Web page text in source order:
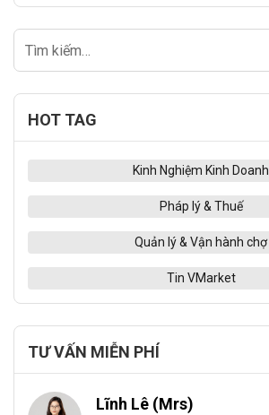
HOT TAG
Kinh Nghiệm Kinh Doanh
Pháp lý & Thuế
Quản lý & Vận hành chợ
Tin VMarket
TƯ VẤN MIỄN PHÍ
Lĩnh Lê (Mrs)